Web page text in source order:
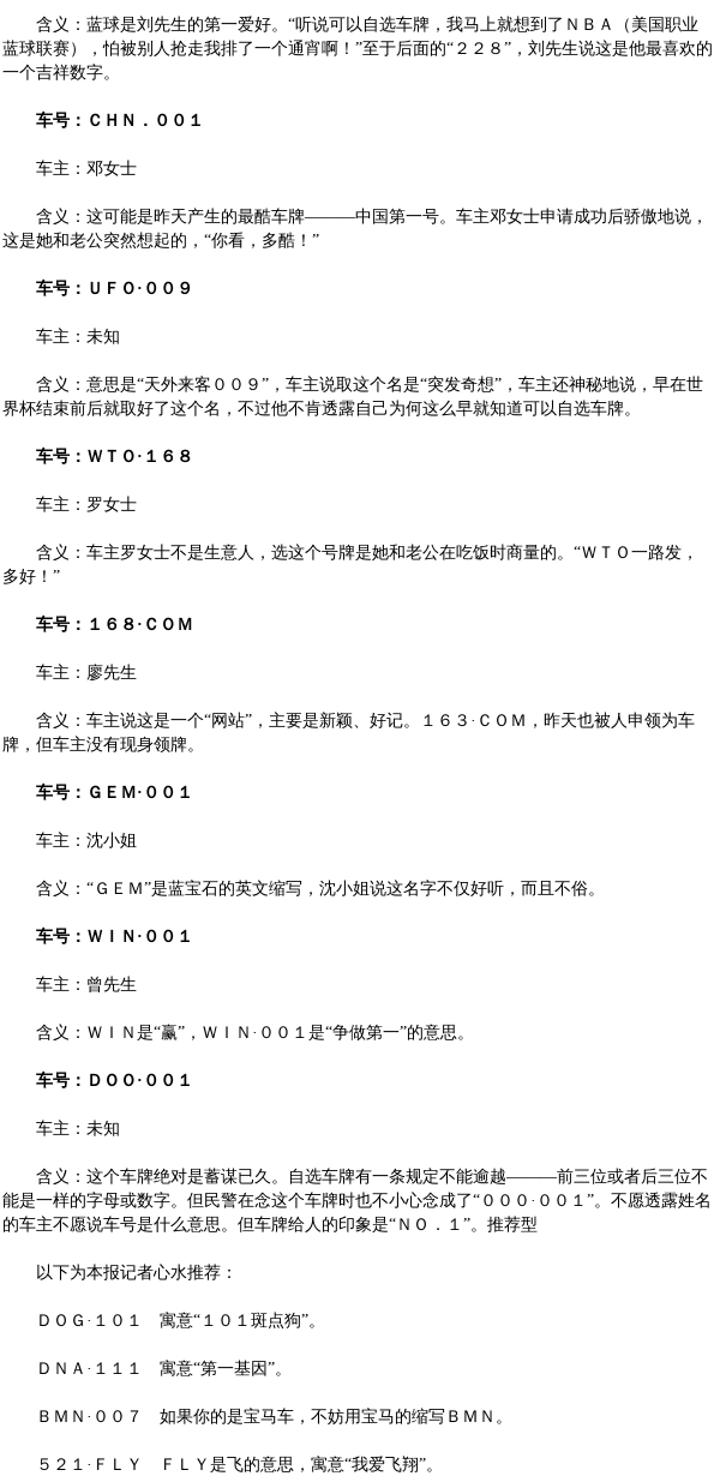
含义：蓝球是刘先生的第一爱好。“听说可以自选车牌，我马上就想到了ＮＢＡ（美国职业
蓝球联赛），怕被别人抢走我排了一个通宵啊！”至于后面的“２２８”，刘先生说这是他最喜欢的
一个吉祥数字。
车号：ＣＨＮ．００１
车主：邓女士
含义：这可能是昨天产生的最酷车牌———中国第一号。车主邓女士申请成功后骄傲地说，
这是她和老公突然想起的，“你看，多酷！”
车号：ＵＦＯ·００９
车主：未知
含义：意思是“天外来客００９”，车主说取这个名是“突发奇想”，车主还神秘地说，早在世
界杯结束前后就取好了这个名，不过他不肯透露自己为何这么早就知道可以自选车牌。
车号：ＷＴＯ·１６８
车主：罗女士
含义：车主罗女士不是生意人，选这个号牌是她和老公在吃饭时商量的。“ＷＴＯ一路发，
多好！”
车号：１６８·ＣＯＭ
车主：廖先生
含义：车主说这是一个“网站”，主要是新颖、好记。１６３·ＣＯＭ，昨天也被人申领为车
牌，但车主没有现身领牌。
车号：ＧＥＭ·００１
车主：沈小姐
含义：“ＧＥＭ”是蓝宝石的英文缩写，沈小姐说这名字不仅好听，而且不俗。
车号：ＷＩＮ·００１
车主：曾先生
含义：ＷＩＮ是“赢”，ＷＩＮ·００１是“争做第一”的意思。
车号：ＤＯＯ·００１
车主：未知
含义：这个车牌绝对是蓄谋已久。自选车牌有一条规定不能逾越———前三位或者后三位不
能是一样的字母或数字。但民警在念这个车牌时也不小心念成了“０００·００１”。不愿透露姓名
的车主不愿说车号是什么意思。但车牌给人的印象是“ＮＯ．１”。推荐型
以下为本报记者心水推荐：
ＤＯＧ·１０１ 寓意“１０１斑点狗”。
ＤＮＡ·１１１ 寓意“第一基因”。
ＢＭＮ·００７ 如果你的是宝马车，不妨用宝马的缩写ＢＭＮ。
５２１·ＦＬＹ ＦＬＹ是飞的意思，寓意“我爱飞翔”。